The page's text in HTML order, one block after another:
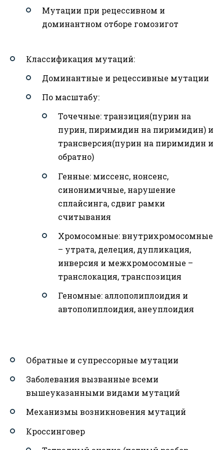
Мутации при рецессивном и
доминантном отборе гомозигот
Классификация мутаций:
Доминантные и рецессивные мутации
По масштабу:
Точечные: транзиция(пурин на
пурин, пиримидин на пиримидин) и
трансверсия(пурин на пиримидин и
обратно)
Генные: миссенс, нонсенс,
синонимичные, нарушение
сплайсинга, сдвиг рамки
считывания
Хромосомные: внутрихромосомные
– утрата, делеция, дупликация,
инверсия и межхромосомные –
транслокация, транспозиция
Геномные: аллополиплоидия и
автополиплоидия, анеуплоидия
Обратные и супрессорные мутации
Заболевания вызванные всеми
вышеуказанными видами мутаций
Механизмы возникновения мутаций
Кроссинговер